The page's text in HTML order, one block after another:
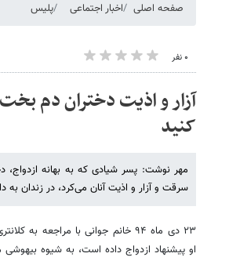
صفحه اصلی اخبار اجتماعی پلیس
۰ نفر
آزار و اذیت دختران دم
کنید
مهر نوشت: پسر شیادی که به بهانه ازدواج،
سرقت و آزار و اذیت آنان می‌کرد، در زندان به
او پیشنهاد ازدواج داده است، به شیوه